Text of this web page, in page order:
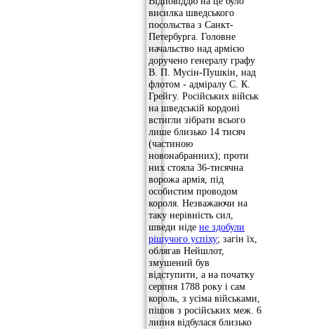
висилка шведського
посольства з Санкт-
Петербурга. Головне
начальство над армією
доручено генералу графу
В. П. Мусін-Пушкін, над
флотом - адміралу С. К.
Грейгу. Російських військ
на шведській кордоні
встигли зібрати всього
лише близько 14 тисяч
(частиною
новонабранних); проти
них стояла 36-тисячна
ворожа армія, під
особистим проводом
короля. Незважаючи на
таку нерівність сил,
шведи ніде не здобули
рішучого успіху; загін їх,
облягав Нейшлот,
змушений був
відступити, а на початку
серпня 1788 року і сам
король, з усіма військами,
пішов з російських меж. 6
липня відбулася близько